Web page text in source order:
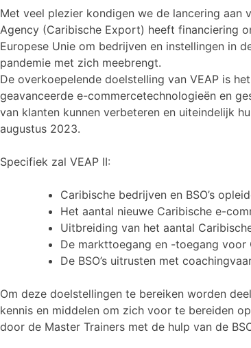
Met veel plezier kondigen we de lancering aan
Agency (Caribische Export) heeft financiering
Europese Unie om bedrijven en instellingen in
pandemie met zich meebrengt.
De overkoepelende doelstelling van VEAP is
geavanceerde e-commercetechnologieën en
van klanten kunnen verbeteren en uiteindelijk
augustus 2023.
Specifiek zal VEAP II:
Caribische bedrijven en BSO’s
Het aantal nieuwe Caribische e-
Uitbreiding van het aantal
De markttoegang en -toegang
De BSO’s uitrusten met
Om deze doelstellingen te bereiken worden
kennis en middelen om zich voor te bereiden
door de Master Trainers met de hulp van de